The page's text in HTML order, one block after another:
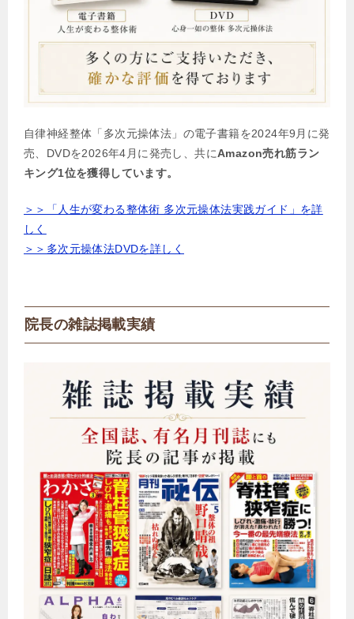
自律神経整体「多次元操体法」の電子書籍を2024年9月に発
売、DVDを2026年4月に発売し、共にAmazon売れ筋ラン
キング1位を獲得しています。
＞＞「人生が変わる整体術 多次元操体法実践ガイド」を詳
しく
＞＞多次元操体法DVDを詳しく
院長の雑誌掲載実績